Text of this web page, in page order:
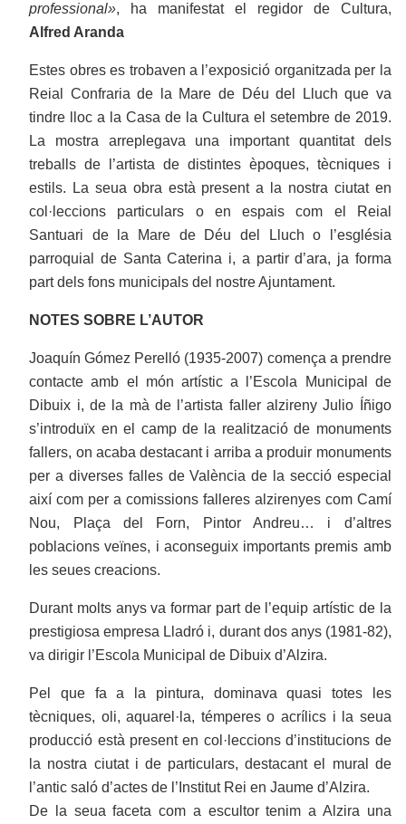
professional», ha manifestat el regidor de Cultura,
Alfred Aranda
Estes obres es trobaven a l’exposició organitzada per la
Reial Confraria de la Mare de Déu del Lluch que va
tindre lloc a la Casa de la Cultura el setembre de 2019.
La mostra arreplegava una important quantitat dels
treballs de l’artista de distintes èpoques, tècniques i
estils. La seua obra està present a la nostra ciutat en
col·leccions particulars o en espais com el Reial
Santuari de la Mare de Déu del Lluch o l’església
parroquial de Santa Caterina i, a partir d’ara, ja forma
part dels fons municipals del nostre Ajuntament.
NOTES SOBRE L’AUTOR
Joaquín Gómez Perelló (1935-2007) comença a prendre
contacte amb el món artístic a l’Escola Municipal de
Dibuix i, de la mà de l’artista faller alzireny Julio Íñigo
s’introduïx en el camp de la realització de monuments
fallers, on acaba destacant i arriba a produir monuments
per a diverses falles de València de la secció especial
així com per a comissions falleres alzirenyes com Camí
Nou, Plaça del Forn, Pintor Andreu… i d’altres
poblacions veïnes, i aconseguix importants premis amb
les seues creacions.
Durant molts anys va formar part de l’equip artístic de la
prestigiosa empresa Lladró i, durant dos anys (1981-82),
va dirigir l’Escola Municipal de Dibuix d’Alzira.
Pel que fa a la pintura, dominava quasi totes les
tècniques, oli, aquarel·la, témperes o acrílics i la seua
producció està present en col·leccions d’institucions de
la nostra ciutat i de particulars, destacant el mural de
l’antic saló d’actes de l’Institut Rei en Jaume d’Alzira.
De la seua faceta com a escultor tenim a Alzira una